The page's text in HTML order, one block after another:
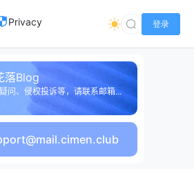
Privacy 登录
落Blog
问、侵权投诉等，请联系邮箱...